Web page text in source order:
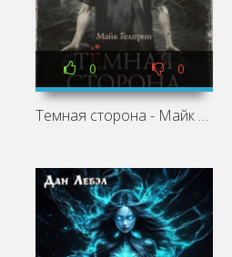
0 0
Темная сторона - Майк Гелприн